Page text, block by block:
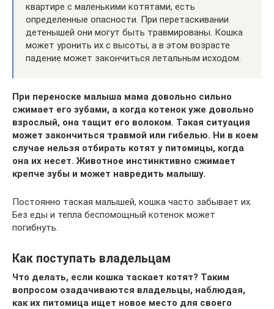
квартире с маленькими котятами, есть
определенные опасности. При перетаскивании
детенышей они могут быть травмированы. Кошка
может уронить их с высоты, а в этом возрасте
падение может закончиться летальным исходом.
При переноске малыша мама довольно сильно
сжимает его зубами, а когда котенок уже довольно
взрослый, она тащит его волоком. Такая ситуация
может закончиться травмой или гибелью. Ни в коем
случае нельзя отбирать котят у питомицы, когда
она их несет. Животное инстинктивно сжимает
крепче зубы и может навредить малышу.
Постоянно таская малышей, кошка часто забывает их.
Без еды и тепла беспомощный котенок может
погибнуть.
Как поступать владельцам
Что делать, если кошка таскает котят? Таким
вопросом озадачиваются владельцы, наблюдая,
как их питомица ищет новое место для своего